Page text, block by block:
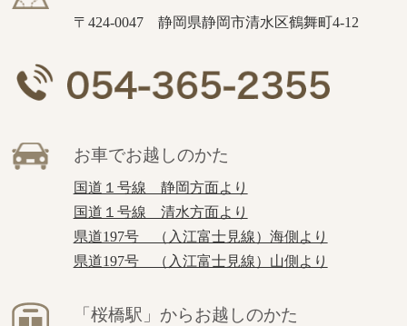
〒424-0047 静岡県静岡市清水区鶴舞町4-12
お車でお越しのかた
国道１号線 静岡方面より
国道１号線 清水方面より
県道197号 （入江富士見線）海側より
県道197号 （入江富士見線）山側より
「桜橋駅」からお越しのかた